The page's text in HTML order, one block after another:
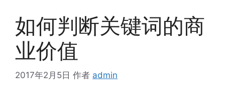
如何判断关键词的商
业价值
2017年2月5日 作者 admin